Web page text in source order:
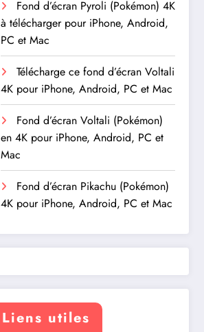
Fond d’écran Pyroli (Pokémon) 4K
à télécharger pour iPhone, Android,
PC et Mac
Télécharge ce fond d’écran Voltali
4K pour iPhone, Android, PC et Mac
Fond d’écran Voltali (Pokémon)
en 4K pour iPhone, Android, PC et
Mac
Fond d’écran Pikachu (Pokémon)
4K pour iPhone, Android, PC et Mac
Liens utiles